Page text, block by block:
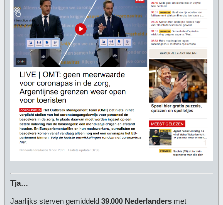
Tja…
Jaarlijks sterven gemiddeld 39.000 Nederlanders met